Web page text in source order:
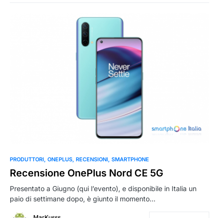
0
PRODUTTORI ONEPLUS RECENSIONI SMARTPHONE
Recensione OnePlus Nord CE 5G
Presentato a Giugno (qui l’evento), e disponibile in Italia un
paio di settimane dopo, è giunto il momento…